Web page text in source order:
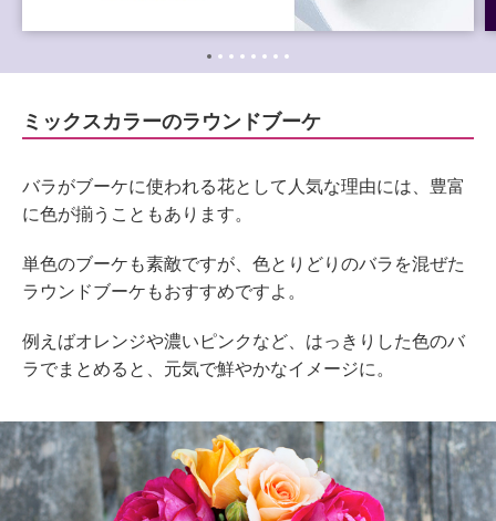
ミックスカラーのラウンドブーケ
バラがブーケに使われる花として人気な理由には、豊富
に色が揃うこともあります。
単色のブーケも素敵ですが、色とりどりのバラを混ぜた
ラウンドブーケもおすすめですよ。
例えばオレンジや濃いピンクなど、はっきりした色のバ
ラでまとめると、元気で鮮やかなイメージに。